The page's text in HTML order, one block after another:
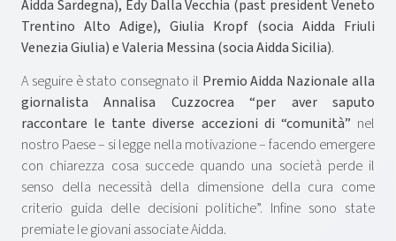
Aidda Sardegna), Edy Dalla Vecchia (past president Veneto
Trentino Alto Adige), Giulia Kropf (socia Aidda Friuli
Venezia Giulia) e Valeria Messina (socia Aidda Sicilia).
A seguire è stato consegnato il Premio Aidda Nazionale alla
giornalista Annalisa Cuzzocrea “per aver saputo
raccontare le tante diverse accezioni di “comunità” nel
nostro Paese – si legge nella motivazione – facendo emergere
con chiarezza cosa succede quando una società perde il
senso della necessità della dimensione della cura come
criterio guida delle decisioni politiche”. Infine sono state
premiate le giovani associate Aidda.